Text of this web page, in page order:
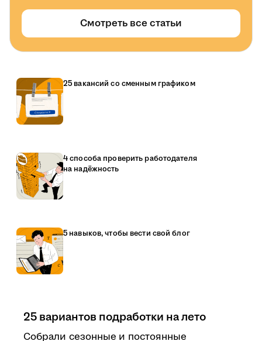
Смотреть все статьи
25 вакансий со сменным графиком
4 способа проверить работодателя
на надёжность
5 навыков, чтобы вести свой блог
25 вариантов подработки на лето
Собрали сезонные и постоянные